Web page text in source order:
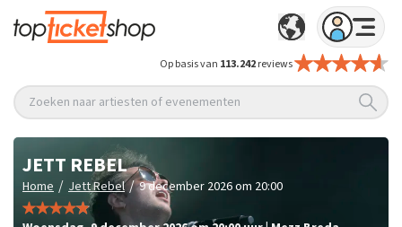
Op basis van 113.242reviews
Zoeken naar artiesten of evenementen
JETT REBEL
Home / Jett Rebel / 9 december 2026 om 20:00